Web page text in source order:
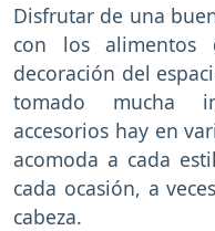
Disfrutar de una
con los
decoración del
tomado mucha
accesorios hay en
acomoda a cada
cada ocasión, a
cabeza.